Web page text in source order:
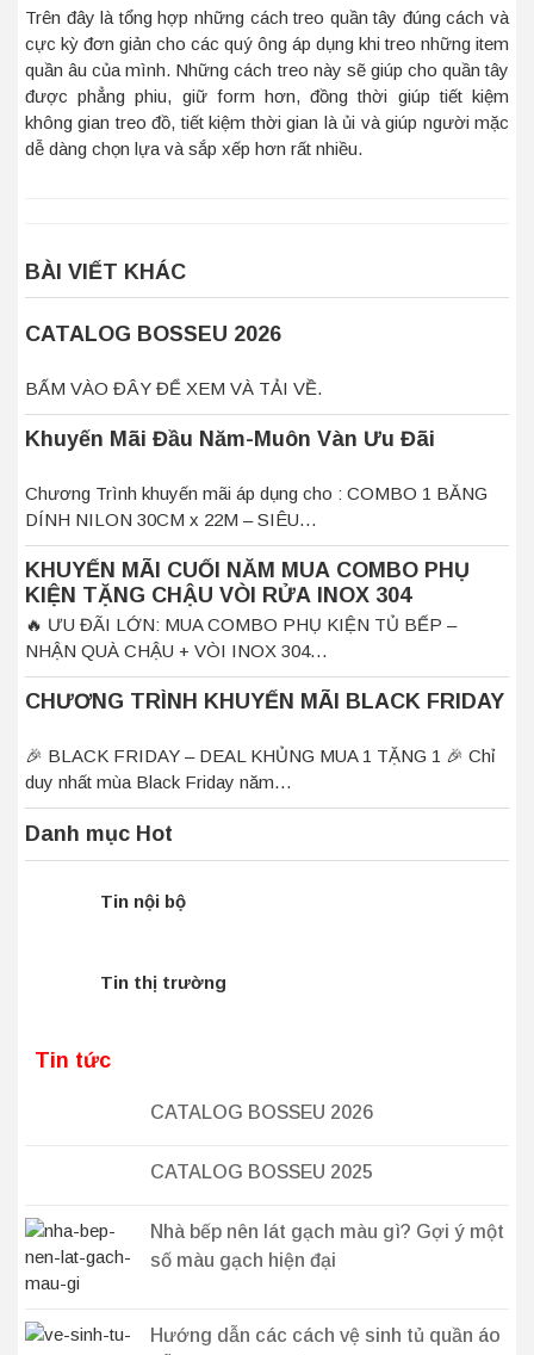
Trên đây là tổng hợp những cách treo quần tây đúng cách và
cực kỳ đơn giản cho các quý ông áp dụng khi treo những item
quần âu của mình. Những cách treo này sẽ giúp cho quần tây
được phẳng phiu, giữ form hơn, đồng thời giúp tiết kiệm
không gian treo đồ, tiết kiệm thời gian là ủi và giúp người mặc
dễ dàng chọn lựa và sắp xếp hơn rất nhiều.
BÀI VIẾT KHÁC
CATALOG BOSSEU 2026
BẤM VÀO ĐÂY ĐỂ XEM VÀ TẢI VỀ.
Khuyến Mãi Đầu Năm-Muôn Vàn Ưu Đãi
Chương Trình khuyến mãi áp dụng cho : COMBO 1 BĂNG
DÍNH NILON 30CM x 22M – SIÊU…
KHUYẾN MÃI CUỐI NĂM MUA COMBO PHỤ
KIỆN TẶNG CHẬU VÒI RỬA INOX 304
🔥 ƯU ĐÃI LỚN: MUA COMBO PHỤ KIỆN TỦ BẾP –
NHẬN QUÀ CHẬU + VÒI INOX 304…
CHƯƠNG TRÌNH KHUYẾN MÃI BLACK FRIDAY
🎉 BLACK FRIDAY – DEAL KHỦNG MUA 1 TẶNG 1 🎉 Chỉ
duy nhất mùa Black Friday năm…
Danh mục Hot
Tin nội bộ
Tin thị trường
Tin tức
CATALOG BOSSEU 2026
CATALOG BOSSEU 2025
Nhà bếp nên lát gạch màu gì? Gợi ý một
số màu gạch hiện đại
Hướng dẫn các cách vệ sinh tủ quần áo